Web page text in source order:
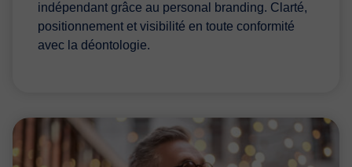
indépendant grâce au personal branding. Clarté,
positionnement et visibilité en toute conformité
avec la déontologie.